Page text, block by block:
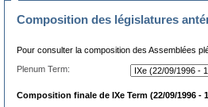
Composition des législatures
Pour consulter la composition des Assemblées
Plenum Term:
Composition finale de IXe Term (22/09/1996 -